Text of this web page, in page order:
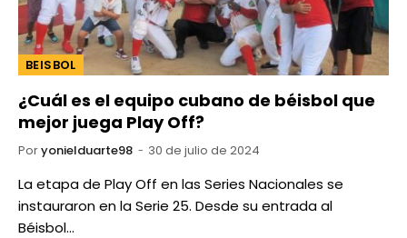
BEISBOL
¿Cuál es el equipo cubano de béisbol que
mejor juega Play Off?
Poryonielduarte98 30 de julio de 2024
La etapa de Play Off en las Series Nacionales se
instauraron en la Serie 25. Desde su entrada al
Béisbol…